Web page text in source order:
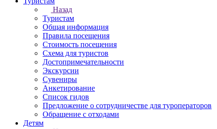
Назад
Туристам
Общая информация
Правила посещения
Стоимость посещения
Схема для туристов
Достопримечательности
Экскурсии
Сувениры
Анкетирование
Список гидов
Предложение о сотрудничестве для туроператоров
Обращение с отходами
Детям